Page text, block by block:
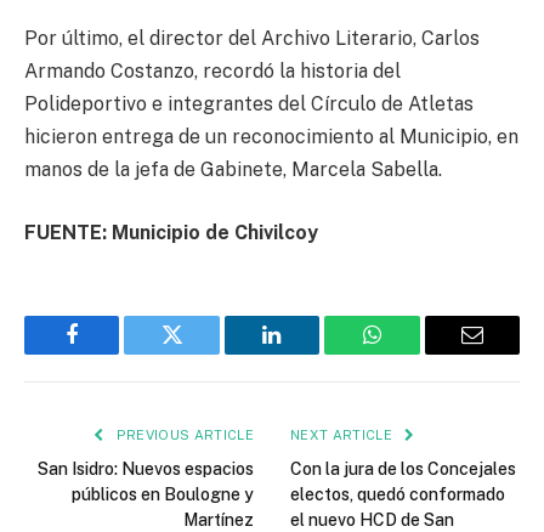
Por último, el director del Archivo Literario, Carlos
Armando Costanzo, recordó la historia del
Polideportivo e integrantes del Círculo de Atletas
hicieron entrega de un reconocimiento al Municipio, en
manos de la jefa de Gabinete, Marcela Sabella.
FUENTE: Municipio de Chivilcoy
Facebook Twitter LinkedIn WhatsApp Email
PREVIOUS ARTICLE
San Isidro: Nuevos espacios
públicos en Boulogne y
Martínez
NEXT ARTICLE
Con la jura de los Concejales
electos, quedó conformado
el nuevo HCD de San